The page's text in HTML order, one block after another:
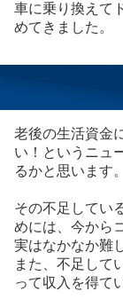
車に乗り換えて
めてきました。
老後の生活資金
い！というニュ
るかと思います。
その不足してい
めには、今から
実はなかなか難
また、不足して
って収入を得て